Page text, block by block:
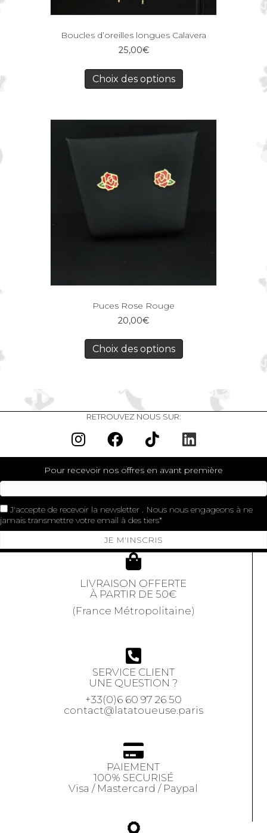
Boucles d’oreilles longues Calavera
25,00€
Choix des options
Puces Rose Rouge
20,00€
Choix des options
RETROUVEZ NOUS SUR:
Pour recevoir nos offres en avant première
J'accepte de recevoir la newsletter . Nous nous engageons à ne
jamais transmettre votre email à des tiers
JE M'INSCRIS
LIVRAISON OFFERTE
À PARTIR DE 50€
(France Métropolitaine)
SERVICE CLIENT
UNE QUESTION ?
+33(0)6 60 97 26 50
contact@latatoueuse.paris
PAIEMENT
100% SECURISÉ
Visa / Mastercard / Paypal